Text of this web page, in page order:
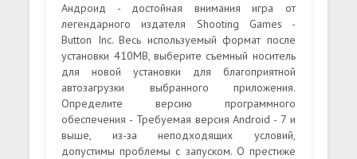
Андроид - достойная внимания игра от
легендарного издателя Shooting Games -
Button Inc. Весь используемый формат после
установки 410MB, выберите съемный носитель
для новой установки для благоприятной
автозагрузки выбранного приложения.
Определите версию программного
обеспечения - Требуемая версия Android - 7 и
выше, из-за неподходящих условий,
допустимы проблемы с запуском. О престиже